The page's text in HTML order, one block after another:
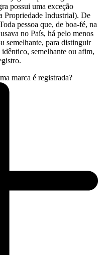
possui uma exceção
Propriedade Industrial). De
pessoa que, de boa-fé, na
no País, há pelo menos
semelhante, para distinguir
semelhante ou afim,
marca é registrada?